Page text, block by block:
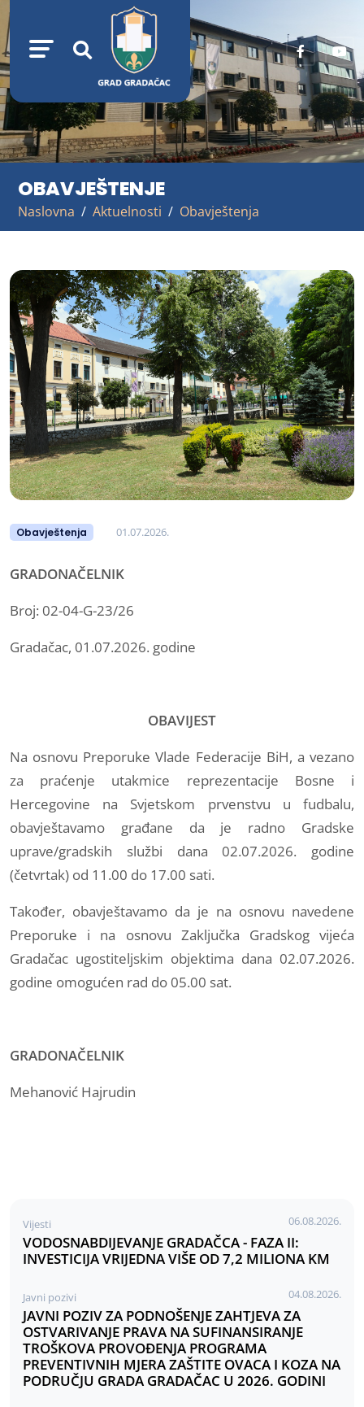
OBAVJEŠTENJE
Naslovna Aktuelnosti Obavještenja
Obavještenja 01.07.2026.
GRADONAČELNIK
Broj: 02-04-G-23/26
Gradačac, 01.07.2026. godine
OBAVIJEST
Na osnovu Preporuke Vlade Federacije BiH, a vezano
za praćenje utakmice reprezentacije Bosne i
Hercegovine na Svjetskom prvenstvu u fudbalu,
obavještavamo građane da je radno Gradske
uprave/gradskih službi dana 02.07.2026. godine
(četvrtak) od 11.00 do 17.00 sati.
Također, obavještavamo da je na osnovu navedene
Preporuke i na osnovu Zaključka Gradskog vijeća
Gradačac ugostiteljskim objektima dana 02.07.2026.
godine omogućen rad do 05.00 sat.
GRADONAČELNIK
Mehanović Hajrudin
Vijesti 06.08.2026.
VODOSNABDIJEVANJE GRADAČCA - FAZA II:
INVESTICIJA VRIJEDNA VIŠE OD 7,2 MILIONA KM
Javni pozivi 04.08.2026.
JAVNI POZIV ZA PODNOŠENJE ZAHTJEVA ZA
OSTVARIVANJE PRAVA NA SUFINANSIRANJE
TROŠKOVA PROVOĐENJA PROGRAMA
PREVENTIVNIH MJERA ZAŠTITE OVACA I KOZA NA
PODRUČJU GRADA GRADAČAC U 2026. GODINI